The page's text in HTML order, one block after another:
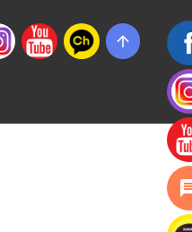
arrow_upward